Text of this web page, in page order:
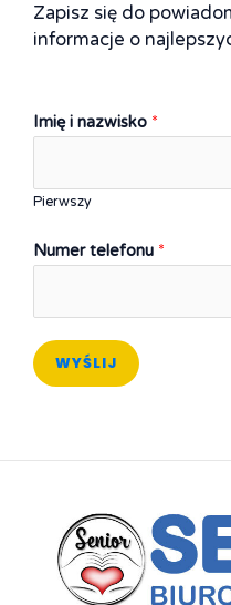
Zapisz się do
informacje o
Imię i nazwisko *
Pierwszy
Numer telefonu *
WYŚLIJ